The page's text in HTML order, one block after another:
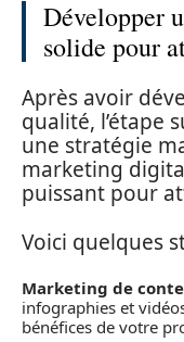
Développer
solide pour
Après avoir
qualité, l’étape
une stratégie
marketing
puissant pour
Voici quelques
Marketing de
infographies et
bénéfices de votre